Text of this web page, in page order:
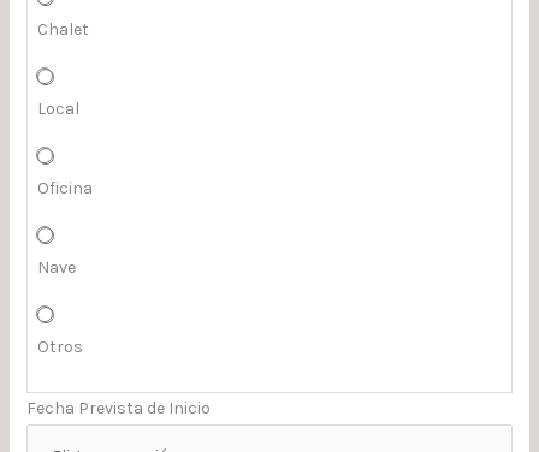
Chalet
Local
Oficina
Nave
Otros
Fecha Prevista de Inicio